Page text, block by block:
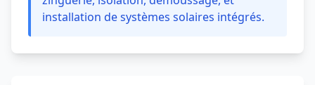
installation de systèmes solaires intégrés.